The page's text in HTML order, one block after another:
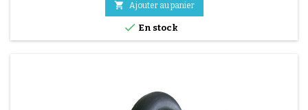
 Ajouter au panier
 En stock